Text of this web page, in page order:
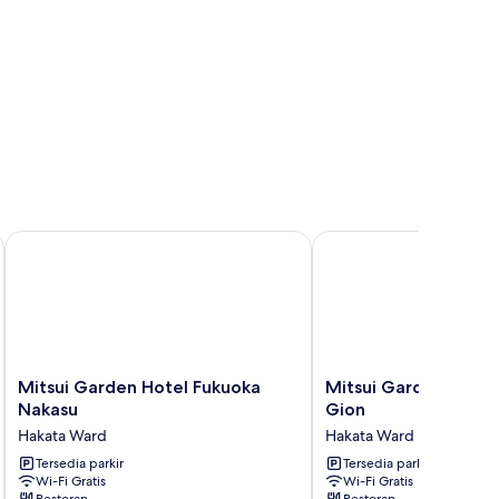
Mitsui
Garden
Fukuoka
Nakasu
Hakata
Mitsui Garden Hotel Fukuoka
Nakasu
Hakata Ward
Tersedia parkir
Wi-Fi Gratis
Mitsui Garden Hotel Fukuoka Nakasu
Mitsui
Garden
Fukuoka
Gion
Hakata
Mitsui Garden Hotel
Gion
Hakata Ward
Tersedia parkir
Wi-Fi Gratis
Mitsui Garden Hotel